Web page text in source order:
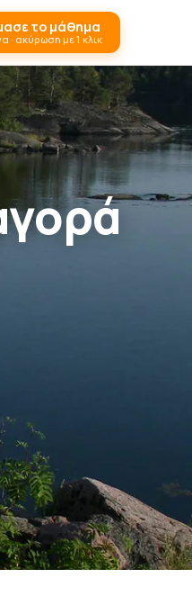
το μάθημα
· ακύρωση με 1 κλικ